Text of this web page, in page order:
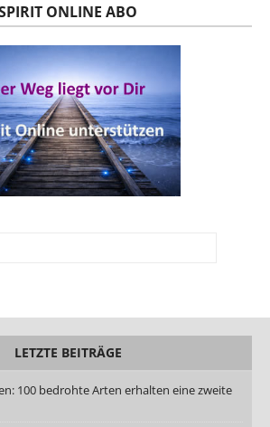
ONLINE ABO
LETZTE BEITRÄGE
100 bedrohte Arten erhalten eine zweite